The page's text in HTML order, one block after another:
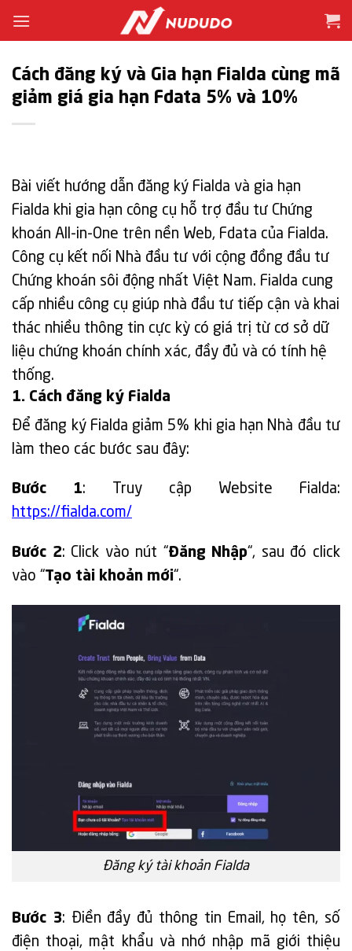
qua
dung
Cách đăng ký và Gia hạn Fialda cùng mã
giảm giá gia hạn Fdata 5% và 10%
Bài viết hướng dẫn đăng ký Fialda và gia hạn
Fialda khi gia hạn công cụ hỗ trợ đầu tư Chứng
khoán All-in-One trên nền Web, Fdata của Fialda.
Công cụ kết nối Nhà đầu tư với cộng đồng đầu tư
Chứng khoán sôi động nhất Việt Nam. Fialda cung
cấp nhiều công cụ giúp nhà đầu tư tiếp cận và khai
thác nhiều thông tin cực kỳ có giá trị từ cơ sở dữ
liệu chứng khoán chính xác, đầy đủ và có tính hệ
thống.
1. Cách đăng ký Fialda
Để đăng ký Fialda giảm 5% khi gia hạn Nhà đầu tư
làm theo các bước sau đây:
Bước 1: Truy cập Website Fialda:
https://fialda.com/
Bước 2: Click vào nút “Đăng Nhập“, sau đó click
vào “Tạo tài khoản mới“.
Đăng ký tài khoản Fialda
Bước 3: Điền đầy đủ thông tin Email, họ tên, số
điện thoại, mật khẩu và nhớ nhập mã giới thiệu